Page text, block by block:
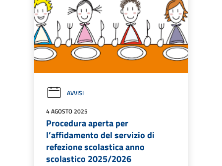
AVVISI
4 AGOSTO 2025
Procedura aperta per
l’affidamento del servizio di
refezione scolastica anno
scolastico 2025/2026